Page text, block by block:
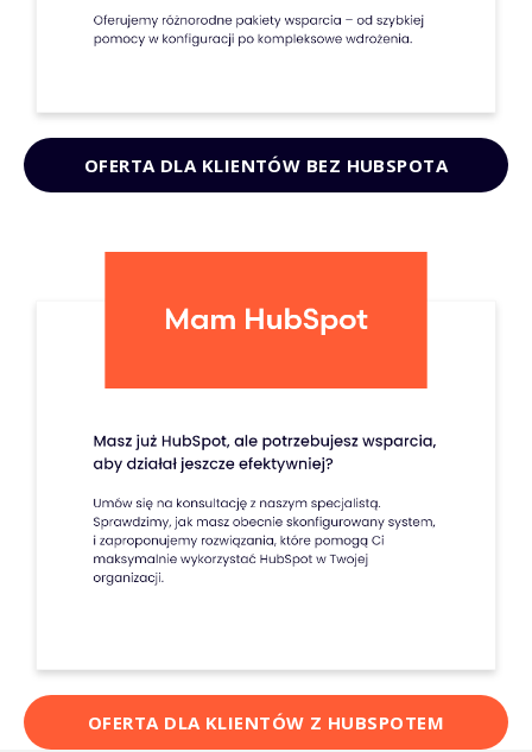
OFERTA DLA KLIENTÓW BEZ HUBSPOTA
OFERTA DLA KLIENTÓW Z HUBSPOTEM